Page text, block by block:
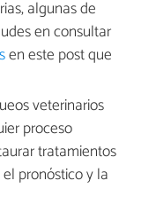
algunas de
en consultar
en este post que
veterinarios
proceso
tratamientos
pronóstico y la